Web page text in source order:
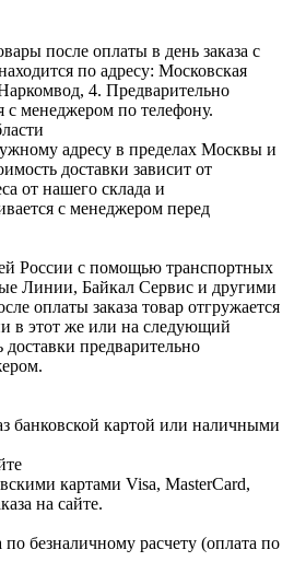
после оплаты в день заказа с
по адресу: Московская
4. Предварительно
с менеджером по телефону.
адресу в пределах Москвы и
доставки зависит от
от нашего склада и
с менеджером перед
России с помощью транспортных
Линии, Байкал Сервис и другими
оплаты заказа товар отгружается
в этот же или на следующий
предварительно
банковской картой или наличными
картами Visa, MasterCard,
на сайте.
безналичному расчету (оплата по